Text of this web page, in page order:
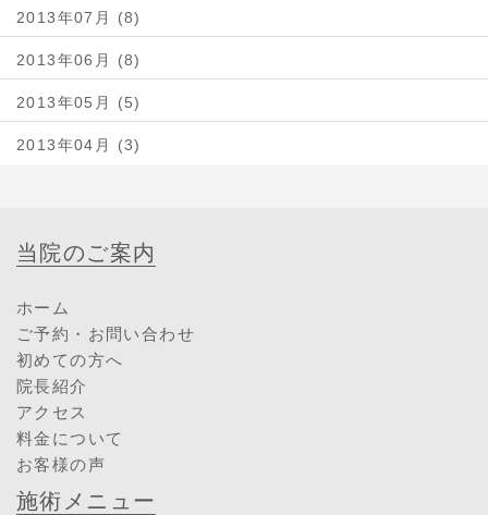
2013年07月 (8)
2013年06月 (8)
2013年05月 (5)
2013年04月 (3)
当院のご案内
ホーム
ご予約・お問い合わせ
初めての方へ
院長紹介
アクセス
料金について
お客様の声
施術メニュー